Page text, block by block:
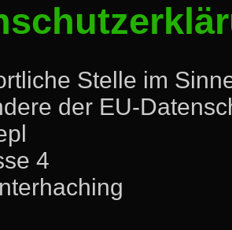
Stelle im
der EU-
4